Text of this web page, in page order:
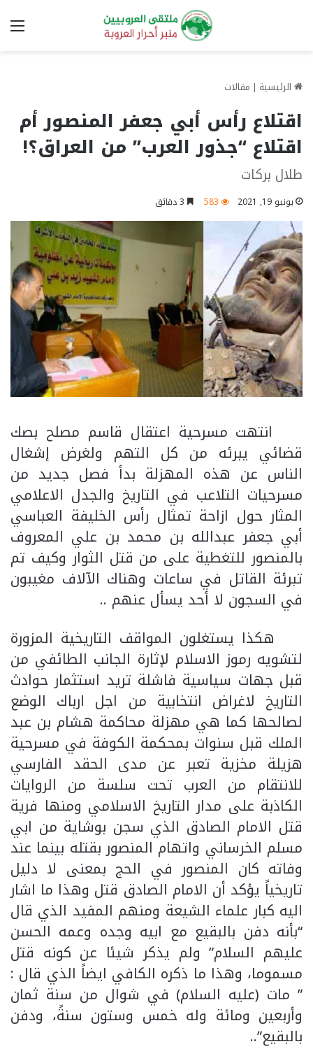
الرئيسية | مقالات
اقتلاع رأس أبي جعفر المنصور أم
اقتلاع “جذور العرب” من العراق؟!
طلال بركات
يونيو 19, 2021 583
انتهت مسرحية اعتقال قاسم مصلح بصك
قضائي يبرئه من كل التهم ولغرض إشغال
الناس عن هذه المهزلة بدأ فصل جديد من
مسرحيات التلاعب في التاريخ والجدل الاعلامي
المثار حول ازاحة تمثال رأس الخليفة العباسي
أبي جعفر عبدالله بن محمد بن علي المعروف
بالمنصور للتغطية على من قتل الثوار وكيف تم
تبرئة القاتل في ساعات وهناك الآلاف مغيبون
في السجون لا أحد يسأل عنهم ..
هكذا يستغلون المواقف التاريخية المزورة
لتشويه رموز الاسلام لإثارة الجانب الطائفي من
قبل جهات سياسية فاشلة تريد استثمار حوادث
التاريخ لاغراض انتخابية من اجل ارباك الوضع
لصالحها كما هي مهزلة محاكمة هشام بن عبد
الملك قبل سنوات بمحكمة الكوفة في مسرحية
هزيلة مخزية تعبر عن مدى الحقد الفارسي
للانتقام من العرب تحت سلسة من الروايات
الكاذبة على مدار التاريخ الاسلامي ومنها فرية
قتل الامام الصادق الذي سجن بوشاية من ابي
مسلم الخرساني واتهام المنصور بقتله بينما عند
وفاته كان المنصور في الحج بمعنى لا دليل
تاريخياً يؤكد أن الامام الصادق قتل وهذا ما اشار
اليه كبار علماء الشيعة ومنهم المفيد الذي قال
“بأنه دفن بالبقيع مع ابيه وجده وعمه الحسن
عليهم السلام” ولم يذكر شيئا عن كونه قتل
مسموما، وهذا ما ذكره الكافي ايضاً الذي قال :
” مات (عليه السلام) في شوال من سنة ثمان
وأربعين ومائة وله خمس وستون سنةً، ودفن
بالبقيع”..